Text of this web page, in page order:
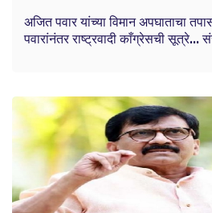
अजित पवार यांच्या विमान अपघाताचा
पवारांनंतर राष्ट्रवादी काँग्रेसची